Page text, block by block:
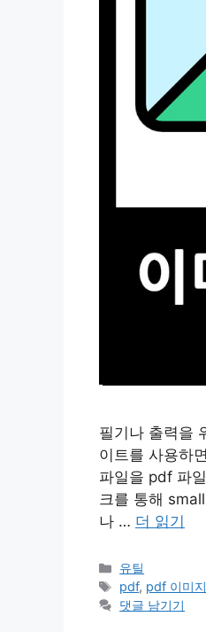
필기나 출력을
이트를 사용하
파일을 pdf 파
크를 통해
나 … 더 읽기
카
테
고
유틸
태
그
pdf, pdf 이미
댓글 남기기